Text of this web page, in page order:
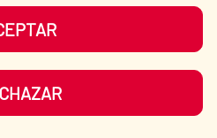
en el mundo
a un baño digno.